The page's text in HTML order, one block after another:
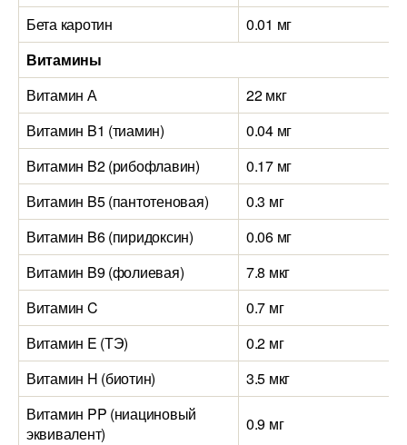
Бета каротин
0.01 мг
Витамины
Витамин А
22 мкг
Витамин B1 (тиамин)
0.04 мг
Витамин B2 (рибофлавин)
0.17 мг
Витамин B5 (пантотеновая)
0.3 мг
Витамин B6 (пиридоксин)
0.06 мг
Витамин B9 (фолиевая)
7.8 мкг
Витамин C
0.7 мг
Витамин E (ТЭ)
0.2 мг
Витамин H (биотин)
3.5 мкг
Витамин PP (ниациновый
эквивалент)
0.9 мг